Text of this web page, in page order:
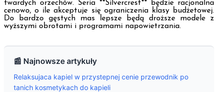
twardych orzechów. Seria **Silvercrest** będzie racjonalna
cenowo, o ile akceptuje się ograniczenia klasy budżetowej.
Do bardzo gęstych mas lepsze będą droższe modele z
wyższymi obrotami i programami napowietrzania.
📰 Najnowsze artykuły
Relaksujaca kapiel w przystepnej cenie przewodnik po
tanich kosmetykach do kapieli